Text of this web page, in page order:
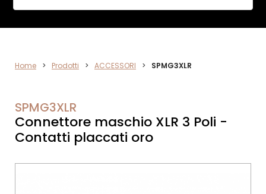
CPR
Home > Prodotti > ACCESSORI > SPMG3XLR
SPMG3XLR
Connettore maschio XLR 3 Poli -
Contatti placcati oro